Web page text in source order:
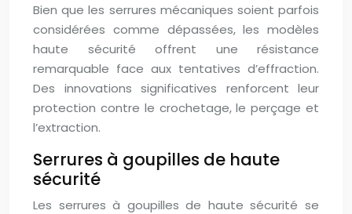
Bien que les serrures mécaniques soient parfois
considérées comme dépassées, les modèles
haute sécurité offrent une résistance
remarquable face aux tentatives d’effraction.
Des innovations significatives renforcent leur
protection contre le crochetage, le perçage et
l’extraction.
Serrures à goupilles de haute
sécurité
Les serrures à goupilles de haute sécurité se